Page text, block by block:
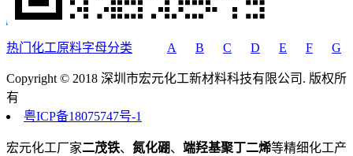
热门化工原料字母分类 A B C D E F G
Copyright © 2018 深圳市宏元化工新材料科技有限公司. 版权所
有
粤ICP备18075747号-1
宏元化工厂家二茂铁、 氮化硼、 端羟基聚丁二烯等精细化工产